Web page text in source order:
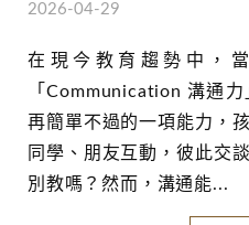
2026-04-29
在現今教育趨勢中，當我們談到 6C 能力中的
「Communication 溝通
再簡單不過的一項能力，
同學、朋友互動，彼此交
別教嗎？然而，溝通能...